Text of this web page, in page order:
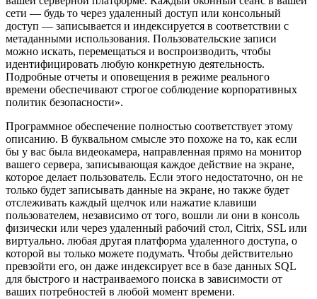
сети — будь то через удаленный доступ или консольный
доступ — записывается и индексируется в соответствии с
метаданными использования. Пользовательские записи
можно искать, перемещаться и воспроизводить, чтобы
идентифицировать любую конкретную деятельность.
Подробные отчеты и оповещения в режиме реального
времени обеспечивают строгое соблюдение корпоративных
политик безопасности».
Программное обеспечение полностью соответствует этому
описанию. В буквальном смысле это похоже на то, как если
бы у вас была видеокамера, направленная прямо на монитор
вашего сервера, записывающая каждое действие на экране,
которое делает пользователь. Если этого недостаточно, он не
только будет записывать данные на экране, но также будет
отслеживать каждый щелчок или нажатие клавиши
пользователем, независимо от того, вошли ли они в консоль
физически или через удаленный рабочий стол, Citrix, SSL или
виртуально. любая другая платформа удаленного доступа, о
которой вы только можете подумать. Чтобы действительно
превзойти его, он даже индексирует все в базе данных SQL
для быстрого и настраиваемого поиска в зависимости от
ваших потребностей в любой момент времени.